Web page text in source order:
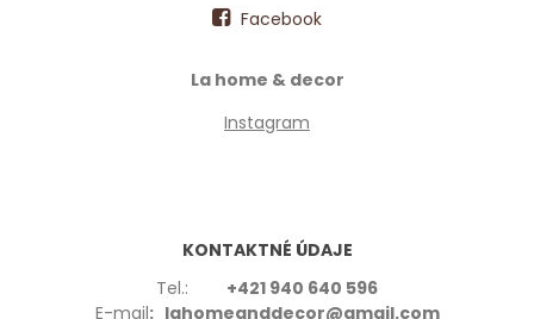
Facebook
La home & decor
Instagram
KONTAKTNÉ ÚDAJE
Tel.: +421 940 640 596
E-mail: lahomeanddecor@gmail.com